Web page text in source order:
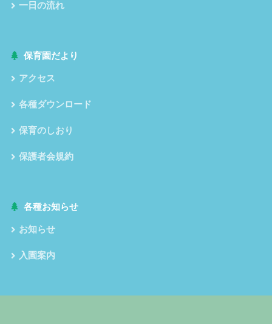
一日の流れ
保育園だより
アクセス
各種ダウンロード
保育のしおり
保護者会規約
各種お知らせ
お知らせ
入園案内